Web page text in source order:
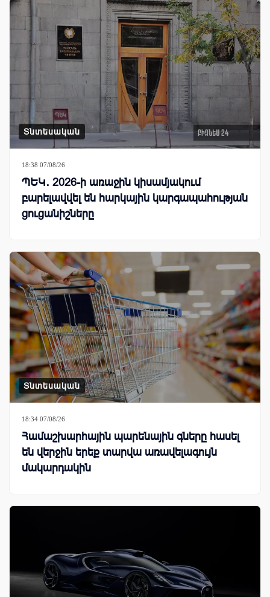
Տնտեսական
18:38 07/08/26
ՊԵԿ․ 2026-ի առաջին կիսամյակում
բարելավվել են հարկային կարգապահության
ցուցանիշները
Տնտեսական
18:34 07/08/26
Համաշխարհային պարենային գները հասել
են վերջին երեք տարվա առավելագույն
մակարդակին